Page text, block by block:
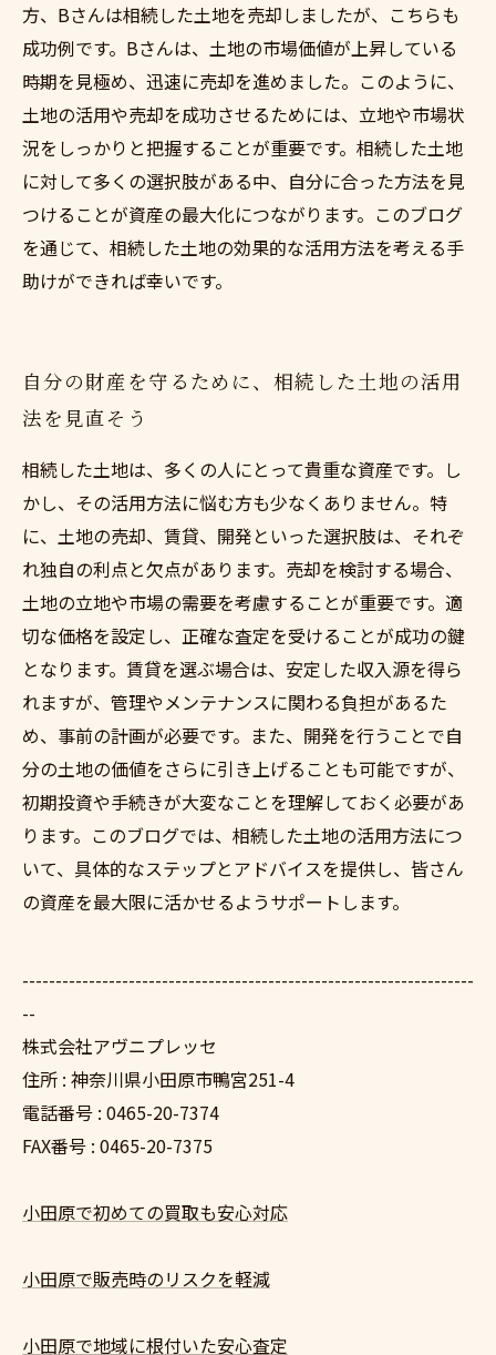
方、Bさんは相続した土地を売却しましたが、こちらも
成功例です。Bさんは、土地の市場価値が上昇している
時期を見極め、迅速に売却を進めました。このように、
土地の活用や売却を成功させるためには、立地や市場状
況をしっかりと把握することが重要です。相続した土地
に対して多くの選択肢がある中、自分に合った方法を見
つけることが資産の最大化につながります。このブログ
を通じて、相続した土地の効果的な活用方法を考える手
助けができれば幸いです。
自分の財産を守るために、相続した土地の活用
法を見直そう
相続した土地は、多くの人にとって貴重な資産です。し
かし、その活用方法に悩む方も少なくありません。特
に、土地の売却、賃貸、開発といった選択肢は、それぞ
れ独自の利点と欠点があります。売却を検討する場合、
土地の立地や市場の需要を考慮することが重要です。適
切な価格を設定し、正確な査定を受けることが成功の鍵
となります。賃貸を選ぶ場合は、安定した収入源を得ら
れますが、管理やメンテナンスに関わる負担があるた
め、事前の計画が必要です。また、開発を行うことで自
分の土地の価値をさらに引き上げることも可能ですが、
初期投資や手続きが大変なことを理解しておく必要があ
ります。このブログでは、相続した土地の活用方法につ
いて、具体的なステップとアドバイスを提供し、皆さん
の資産を最大限に活かせるようサポートします。
--------------------------------------------------------------------
--
株式会社アヴニプレッセ
住所 : 神奈川県小田原市鴨宮251-4
電話番号 : 0465-20-7374
FAX番号 : 0465-20-7375
小田原で初めての買取も安心対応
小田原で販売時のリスクを軽減
小田原で地域に根付いた安心査定